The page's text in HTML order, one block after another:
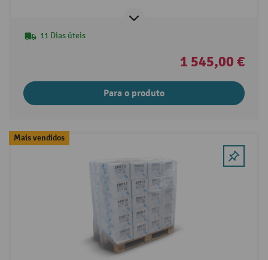
11 Dias úteis
1 545,00 €
Para o produto
Mais vendidos